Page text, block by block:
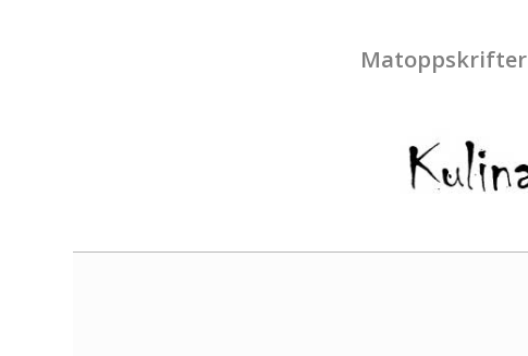
Matoppskrifter